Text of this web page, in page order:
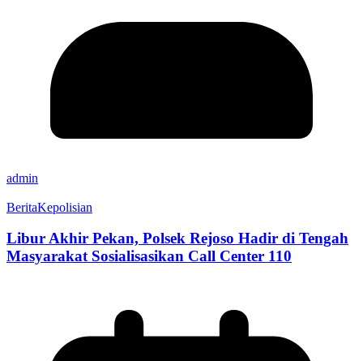
admin
BeritaKepolisian
Libur Akhir Pekan, Polsek Rejoso Hadir di Tengah
Masyarakat Sosialisasikan Call Center 110